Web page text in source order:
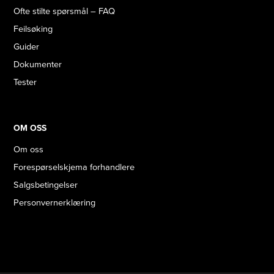
Ofte stilte spørsmål – FAQ
Feilsøking
Guider
Dokumenter
Tester
OM OSS
Om oss
Forespørselskjema forhandlere
Salgsbetingelser
Personvernerklæring